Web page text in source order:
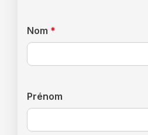
Nom *
Prénom